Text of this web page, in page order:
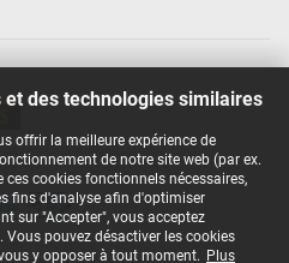
des technologies similaires
offrir la meilleure expérience de
de notre site web (par ex.
cookies fonctionnels nécessaires,
fins d'analyse afin d'optimiser
sur "Accepter", vous acceptez
Vous pouvez désactiver les cookies
y opposer à tout moment. Plus